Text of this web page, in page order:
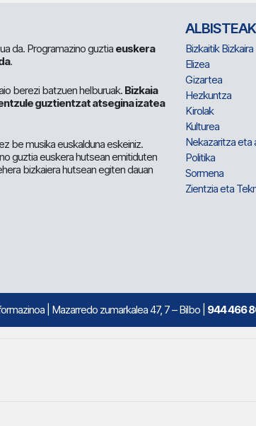
da. Programazino guztia euskera
.
berezi batzuen helburuak. Bizkaia
guztientzat atsegina izatea
be musika euskalduna eskeiniz.
guztia euskera hutsean emitiduten
bizkaiera hutsean egiten dauan
ALBISTEAK
Bizkaitik Bizkaira
Elizea
Gizartea
Hezkuntza
Kirolak
Kulturea
Nekazaritza eta
Politika
Sormena
Zientzia eta
| Mazarredo zumarkalea 47, 7 – Bilbo | 944 466